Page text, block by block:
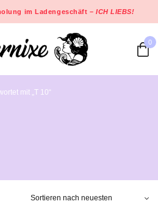
im Ladengeschäft –ICH LIEBS!
0
mit „T 10“